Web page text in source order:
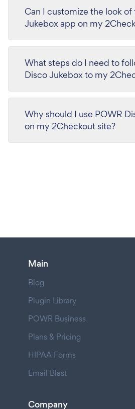
Can I customize the look of
Jukebox app on my
What steps do I need to
Disco Jukebox to my
Why should I use POWR
on my 2Checkout site?
Main
Blog
Plugin Library
POWR Business
Plans & Pricing
HIPAA Forms
Email Blast
Company